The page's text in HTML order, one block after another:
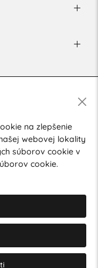
pre marketingové
.
Cookies
na zlepšenie
webovej lokality
súborov cookie v
cookie.